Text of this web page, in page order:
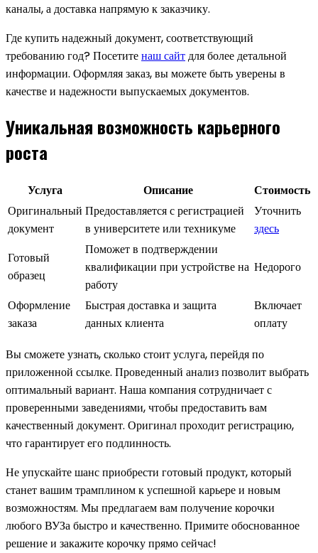
каналы, а доставка напрямую к заказчику.
Где купить надежный документ, соответствующий
требованию год? Посетитенаш сайтдля более детальной
информации. Оформляя заказ, вы можете быть уверены в
качестве и надежности выпускаемых документов.
Уникальная возможность карьерного
роста
Услуга Описание
Стоимость
Оригинальный
документ
Предоставляется с регистрацией
в университете или техникуме
Уточнить
здесь
Готовый
образец
Поможет в подтверждении
квалификации при устройстве на
работу
Недорого
Оформление
заказа
Быстрая доставка и защита
данных клиента
Включает
оплату
Вы сможете узнать, сколько стоит услуга, перейдя по
приложенной ссылке. Проведенный анализ позволит выбрать
оптимальный вариант. Наша компания сотрудничает с
проверенными заведениями, чтобы предоставить вам
качественный документ. Оригинал проходит регистрацию,
что гарантирует его подлинность.
Не упускайте шанс приобрести готовый продукт, который
станет вашим трамплином к успешной карьере и новым
возможностям. Мы предлагаем вам получение корочки
любого ВУЗа быстро и качественно. Примите обоснованное
решение и закажите корочку прямо сейчас!